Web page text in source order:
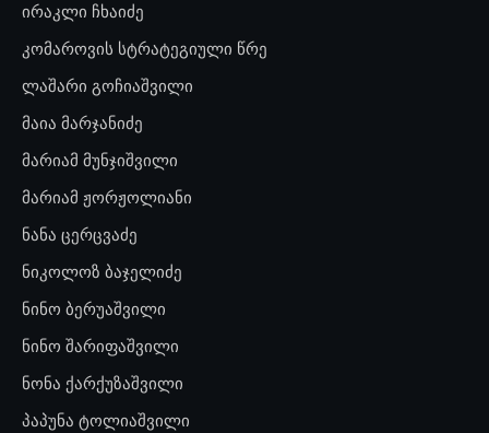
ირაკლი ჩხაიძე
კომაროვის სტრატეგიული წრე
ლაშარი გოჩიაშვილი
მაია მარჯანიძე
მარიამ მუნჯიშვილი
მარიამ ჟორჟოლიანი
ნანა ცერცვაძე
ნიკოლოზ ბაჯელიძე
ნინო ბერუაშვილი
ნინო შარიფაშვილი
ნონა ქარქუზაშვილი
პაპუნა ტოლიაშვილი